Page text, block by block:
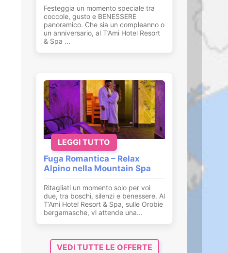
Festeggia un momento speciale tra
coccole, gusto e BENESSERE
panoramico. Che sia un compleanno o
un anniversario, al T’Ami Hotel Resort
& Spa ...
Fuga Romantica – Relax
Alpino nella Mountain Spa
Ritagliati un momento solo per voi
due, tra boschi, silenzi e benessere. Al
T’Ami Hotel Resort & Spa, sulle Orobie
bergamasche, vi attende una...
LEGGI TUTTO
VEDI TUTTE LE OFFERTE